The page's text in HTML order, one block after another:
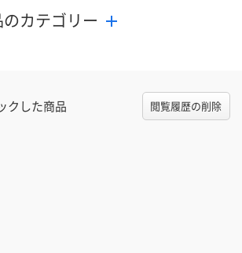
のカテゴリー
クした商品 閲覧履歴の削除